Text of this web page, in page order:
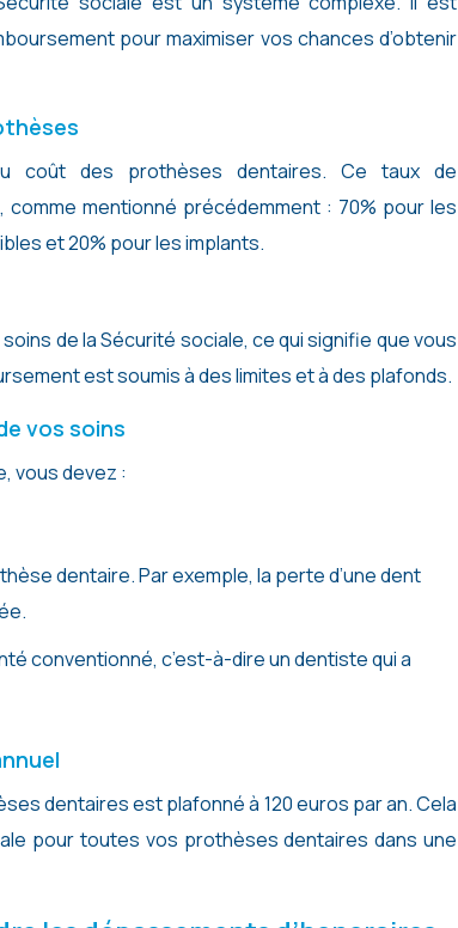
pour maximiser vos chances d’obtenir
coût des prothèses dentaires. Ce taux de
mentionné précédemment : 70% pour les
et 20% pour les implants.
de la Sécurité sociale, ce qui signifie que vous
est soumis à des limites et à des plafonds.
vos soins
vous devez :
dentaire. Par exemple, la perte d’une dent
conventionné, c’est-à-dire un dentiste qui a
dentaires est plafonné à 120 euros par an. Cela
pour toutes vos prothèses dentaires dans une